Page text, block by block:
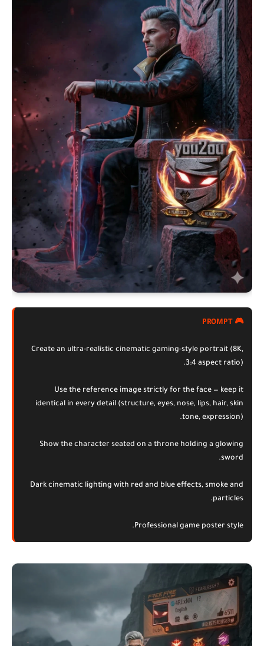
🎮 PROMPT
Create an ultra-realistic cinematic gaming-style portrait (8K,
3:4 aspect ratio).
Use the reference image strictly for the face — keep it
identical in every detail (structure, eyes, nose, lips, hair, skin
tone, expression).
Show the character seated on a throne holding a glowing
sword.
Dark cinematic lighting with red and blue effects, smoke and
particles.
Professional game poster style.